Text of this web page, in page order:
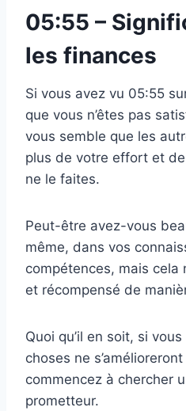
05:55 –
les finances
Si vous avez vu 05:55
que vous n’êtes pas
vous semble que les
plus de votre effort et
ne le faites.
Peut-être avez-vous
même, dans vos
compétences, mais cela
et récompensé de
Quoi qu’il en soit, si
choses ne s’amélioreront
commencez à chercher
prometteur.